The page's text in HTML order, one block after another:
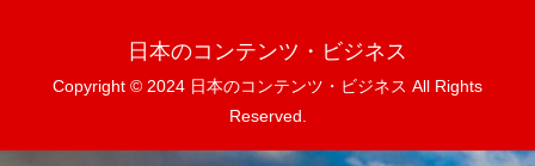
日本のコンテンツ・ビジネス
Copyright © 2024 日本のコンテンツ・ビジネス All Rights
Reserved.